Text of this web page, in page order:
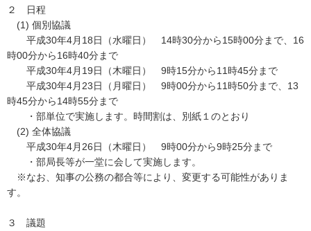
２ 日程
(1) 個別協議
平成30年4月18日（水曜日） 14時30分から15時00分まで、16
時00分から16時40分まで
平成30年4月19日（木曜日） 9時15分から11時45分まで
平成30年4月23日（月曜日） 9時00分から11時50分まで、13
時45分から14時55分まで
・部単位で実施します。時間割は、別紙１のとおり
(2) 全体協議
平成30年4月26日（木曜日） 9時00分から9時25分まで
・部局長等が一堂に会して実施します。
※なお、知事の公務の都合等により、変更する可能性がありま
す。
３ 議題